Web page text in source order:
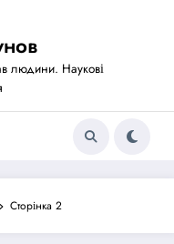
людини. Наукові
Сторінка 2